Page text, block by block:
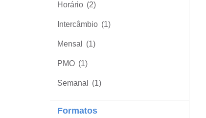
Horário (2)
Intercâmbio (1)
Mensal (1)
PMO (1)
Semanal (1)
Formatos